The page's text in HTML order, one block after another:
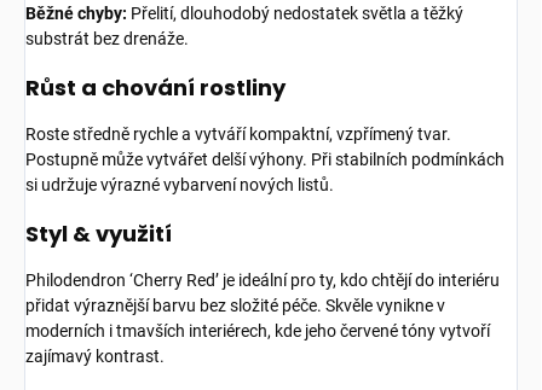
Běžné chyby: Přelití, dlouhodobý nedostatek světla a těžký
substrát bez drenáže.
Růst a chování rostliny
Roste středně rychle a vytváří kompaktní, vzpřímený tvar.
Postupně může vytvářet delší výhony. Při stabilních podmínkách
si udržuje výrazné vybarvení nových listů.
Styl & využití
Philodendron ‘Cherry Red’ je ideální pro ty, kdo chtějí do interiéru
přidat výraznější barvu bez složité péče. Skvěle vynikne v
moderních i tmavších interiérech, kde jeho červené tóny vytvoří
zajímavý kontrast.